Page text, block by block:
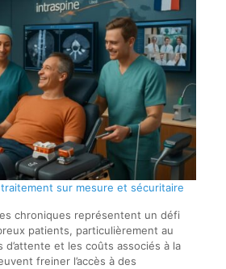
traitement sur mesure et sécuritaire
chroniques représentent un défi
patients, particulièrement au
d’attente et les coûts associés à la
freiner l’accès à des